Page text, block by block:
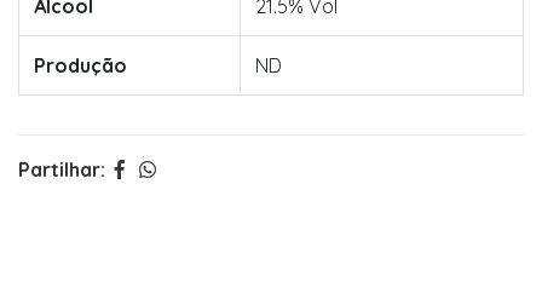
Álcool 21.5% Vol
Produção ND
Partilhar: